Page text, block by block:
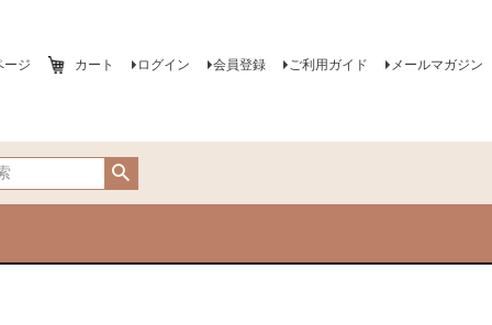
ージ カート ログイン 会員登録 ご利用ガイド メールマガジン